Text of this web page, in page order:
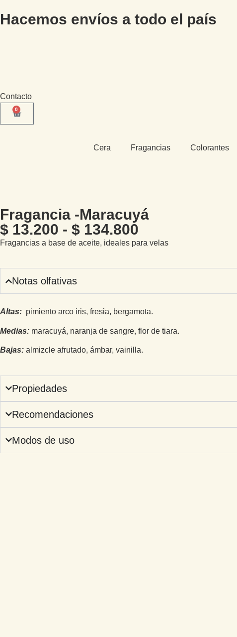
Hacemos envíos a todo el país
Contacto
0
Cera Fragancias Colorantes
Fragancia -Maracuyá
$ 13.200 - $ 134.800
Fragancias a base de aceite, ideales para velas
Notas olfativas
Altas: pimiento arco iris, fresia, bergamota.
Medias: maracuyá, naranja de sangre, flor de tiara.
Bajas: almizcle afrutado, ámbar, vainilla.
Propiedades
Recomendaciones
Modos de uso